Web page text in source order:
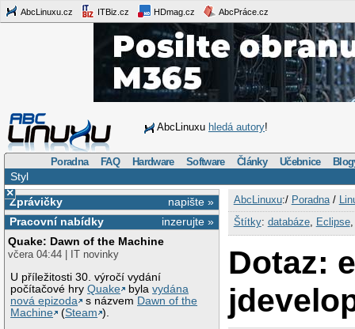
AbcLinuxu.cz ITBiz.cz HDmag.cz AbcPráce.cz
AbcLinuxu hledá autory!
Poradna FAQ Hardware Software Články Učebnice
Styl
×
napište »
Zprávičky
inzerujte »
Pracovní nabídky
Quake: Dawn of the Machine
včera 04:44 | IT novinky
U příležitosti 30. výročí vydání
počítačové hryQuake bylavydána
nová epizoda
s názvem Dawn of the
Machine
(Steam ).
AbcLinuxu:/ Poradna/
Štítky: databáze, Eclipse
Dotaz: